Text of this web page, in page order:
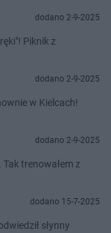
dodano 2-9-2025
Piknik z
dodano 2-9-2025
w Kielcach!
dodano 2-9-2025
trenowałem z
dodano 15-7-2025
słynny